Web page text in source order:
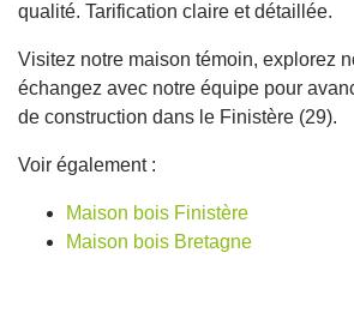
qualité. Tarification claire et détaillée.
Visitez notre maison témoin, explorez
échangez avec notre équipe pour
de construction dans le Finistère (29).
Voir également :
Maison bois Finistère
Maison bois Bretagne